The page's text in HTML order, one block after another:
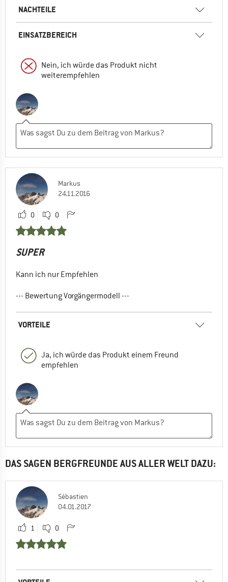
NACHTEILE
EINSATZBEREICH
Nein, ich würde das Produkt nicht
weiterempfehlen
Markus
24.11.2016
0 0
SUPER
Kann ich nur Empfehlen
--- Bewertung Vorgängermodell ---
VORTEILE
Ja, ich würde das Produkt einem Freund
empfehlen
DAS SAGEN BERGFREUNDE AUS ALLER WELT DAZU:
Sébastien
04.01.2017
1 0